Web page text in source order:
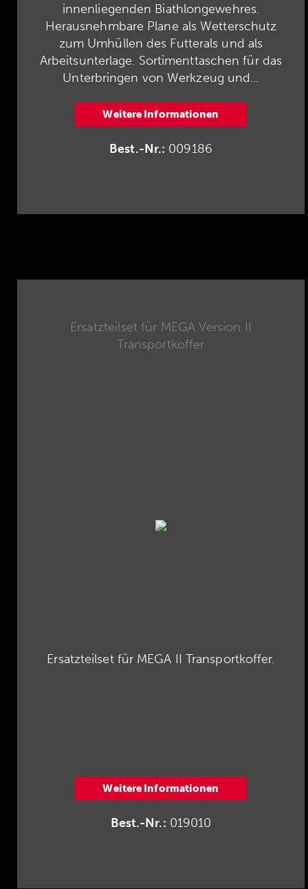
innenliegenden Biathlongewehres.
Herausnehmbare Plane als Wetterschutz
zum Umhüllen des Futterals und als
Arbeitsunterlage. Sortimenttaschen für das
Unterbringen von Werkzeug und...
Weitere Informationen
Best.-Nr.: 009186
Ersatzteilset für MEGA Version II
Transportkoffer
Ersatzteilset für MEGA II Transportkoffer.
Weitere Informationen
Best.-Nr.: 019010